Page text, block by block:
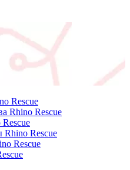
Rescue
Rhino Rescue
Rescue
Rescue